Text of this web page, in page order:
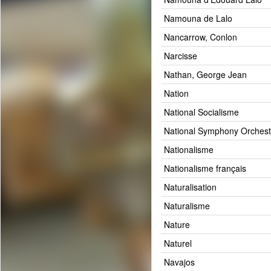
Namouna de Lalo
Nancarrow, Conlon
Narcisse
Nathan, George Jean
Nation
National Socialisme
National Symphony
Nationalisme
Nationalisme français
Naturalisation
Naturalisme
Nature
Naturel
Navajos